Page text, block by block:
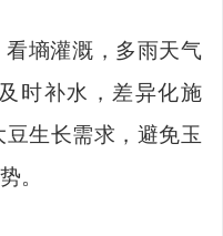
看墒灌溉，多雨天气
时补水，差异化施
生长需求，避免玉
。